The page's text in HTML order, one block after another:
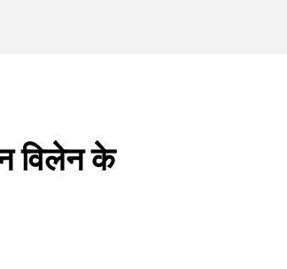
विलेन के